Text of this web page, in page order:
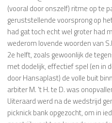
(vooral door onszelf) ritme op te
geruststellende voorsprong op
had gat toch echt wel groter had
wederom lovende woorden van
2e helft, zoals gewoonlijk de
met dodelijk, effectief spel (en in
door Hansaplast) de volle buit
arbiter M. 't H. te D. was
Uiteraard werd na de wedstrijd
picknick bank opgezocht, om in